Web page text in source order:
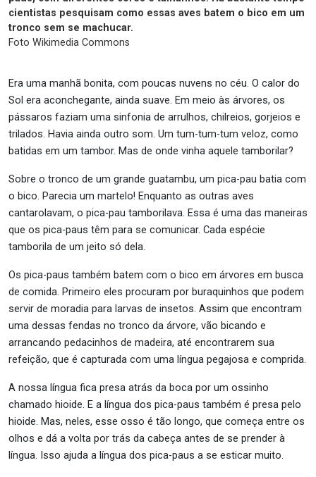
cientistas pesquisam como essas aves batem o bico em um
tronco sem se machucar.
Foto Wikimedia Commons
Era uma manhã bonita, com poucas nuvens no céu. O calor do
Sol era aconchegante, ainda suave. Em meio às árvores, os
pássaros faziam uma sinfonia de arrulhos, chilreios, gorjeios e
trilados. Havia ainda outro som. Um tum-tum-tum veloz, como
batidas em um tambor. Mas de onde vinha aquele tamborilar?
Sobre o tronco de um grande guatambu, um pica-pau batia com
o bico. Parecia um martelo! Enquanto as outras aves
cantarolavam, o pica-pau tamborilava. Essa é uma das maneiras
que os pica-paus têm para se comunicar. Cada espécie
tamborila de um jeito só dela.
Os pica-paus também batem com o bico em árvores em busca
de comida. Primeiro eles procuram por buraquinhos que podem
servir de moradia para larvas de insetos. Assim que encontram
uma dessas fendas no tronco da árvore, vão bicando e
arrancando pedacinhos de madeira, até encontrarem sua
refeição, que é capturada com uma língua pegajosa e comprida.
A nossa língua fica presa atrás da boca por um ossinho
chamado hioide. E a língua dos pica-paus também é presa pelo
hioide. Mas, neles, esse osso é tão longo, que começa entre os
olhos e dá a volta por trás da cabeça antes de se prender à
língua. Isso ajuda a língua dos pica-paus a se esticar muito.